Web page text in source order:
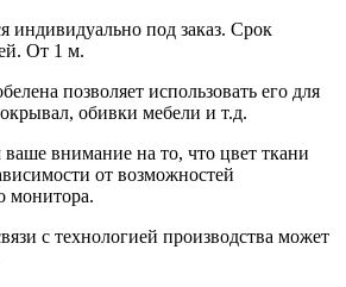
индивидуально под заказ. Срок
От 1 м.
позволяет использовать его для
обивки мебели и т.д.
внимание на то, что цвет ткани
от возможностей
монитора.
с технологией производства может